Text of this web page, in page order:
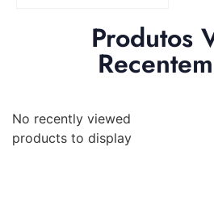
Produtos
No recently viewed
products to display